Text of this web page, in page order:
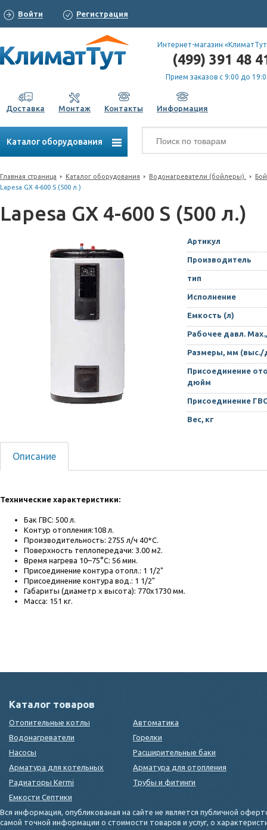
Войти Регистрация
Интернет-магазин
(499) 391 48
Прием заказов с 9:00 до
Доставка Монтаж Контакты Информация
Каталог оборудования
Главная страница Каталог оборудования Водонагреватели (бойлеры).
Lapesa GX 4-600 S (500 л.)
Lapesa GX 4-600 S (500 л.)
Артикул
Производитель
тип
Исполнение
Емкость (л)
Рабочее давл.
Размеры, мм (выс./
Присоединение
дюйм
Присоединение
Вес, кг
Описание
Технические характеристики:
Бак ГВС: 500 л.
Контур отопления:108 л.
Производительность: 2755 л/ч 40*С.
Поверхность теплопередачи: 3.00 м2.
Время нагрева 10–75°С: 56 мин.
Присоединение контура отопл.: 1 1/2"
Присоединение контура вод.: 1 1/2"
Габариты (диаметр х высота): 770x1730 мм.
Масса: 151 кг.
Каталог товаров
Отопительные котлы
Автоматика
Водонагреватели
Горелки
Насосы
Расширительные баки
Арматура для котельных
Арматура для отопления
Радиаторы Kermi
Трубы и фитинги
Емкости Септики
Вся информация, опубликованая на сайте не является публичной
самой точной информации о стоимости товаров и услуг, о